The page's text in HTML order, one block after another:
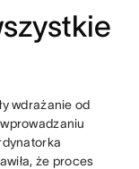
wdrażanie od
że proces